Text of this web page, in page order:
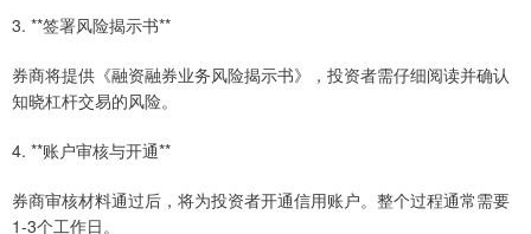
3. **签署风险揭示书**
券商将提供《融资融券业务风险揭示书》，投资者需仔细阅读并确认
知晓杠杆交易的风险。
4. **账户审核与开通**
券商审核材料通过后，将为投资者开通信用账户。整个过程通常需要
1-3个工作日。